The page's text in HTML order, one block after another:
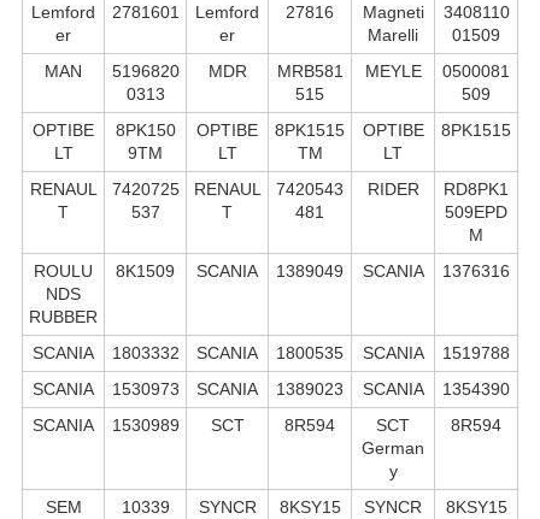
Lemford
er
2781601
Lemford
er
27816
Magneti
Marelli
3408110
01509
MAN
5196820
0313
MDR
MRB581
515
MEYLE
0500081
509
OPTIBE
LT
8PK150
9TM
OPTIBE
LT
8PK1515
TM
OPTIBE
LT
8PK1515
RENAUL
T
7420725
537
RENAUL
T
7420543
481
RIDER
RD8PK1
509EPD
M
ROULU
NDS
RUBBER
8K1509 SCANIA 1389049 SCANIA 1376316
SCANIA 1803332 SCANIA 1800535 SCANIA
1519788
SCANIA
1530973 SCANIA 1389023 SCANIA
1354390
SCANIA
1530989 SCT 8R594
SCT
German
y
8R594
SEM 10339
SYNCR
8KSY15
SYNCR
8KSY15